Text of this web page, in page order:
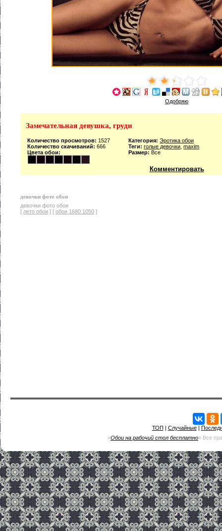
Одобряю
Замечательная девушка, груди
Количество просмотров: 1527
Количество скачиваний: 666
Цвета обои:
Категория: Эротика обои
Теги: голые девочки ,maxim
Размер: Все
Комментировать
девочки фото обои
девочки фото обои
[ лето обои ] [ обои 1680 1050 ]
ТОП | Случайные|
«Обои на рабочий стол бесплатно» Все